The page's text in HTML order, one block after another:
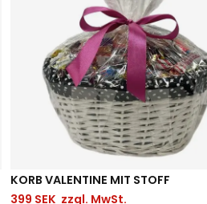
KORB VALENTINE MIT STOFF
399 SEK zzgl. MwSt.